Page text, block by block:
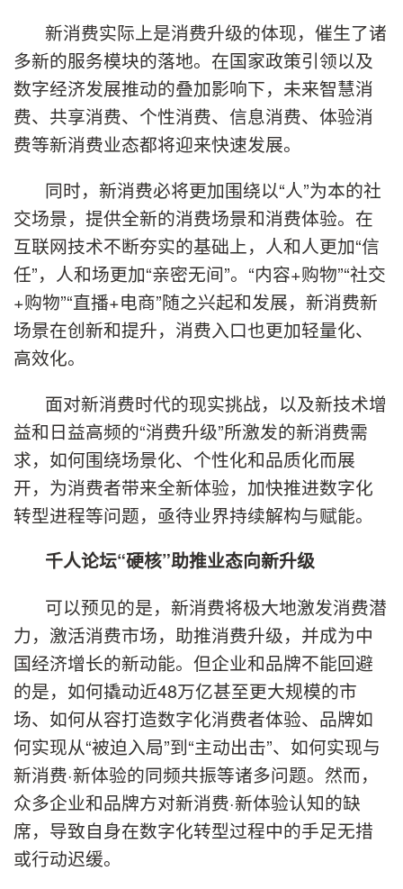
新消费实际上是消费升级的体现，催生了诸
多新的服务模块的落地。在国家政策引领以及
数字经济发展推动的叠加影响下，未来智慧消
费、共享消费、个性消费、信息消费、体验消
费等新消费业态都将迎来快速发展。
同时，新消费必将更加围绕以“人”为本的社
交场景，提供全新的消费场景和消费体验。在
互联网技术不断夯实的基础上，人和人更加“信
任”，人和场更加“亲密无间”。“内容+购物”“社交
+购物”“直播+电商”随之兴起和发展，新消费新
场景在创新和提升，消费入口也更加轻量化、
高效化。
面对新消费时代的现实挑战，以及新技术增
益和日益高频的“消费升级”所激发的新消费需
求，如何围绕场景化、个性化和品质化而展
开，为消费者带来全新体验，加快推进数字化
转型进程等问题，亟待业界持续解构与赋能。
千人论坛“硬核”助推业态向新升级
可以预见的是，新消费将极大地激发消费潜
力，激活消费市场，助推消费升级，并成为中
国经济增长的新动能。但企业和品牌不能回避
的是，如何撬动近48万亿甚至更大规模的市
场、如何从容打造数字化消费者体验、品牌如
何实现从“被迫入局”到“主动出击”、如何实现与
新消费·新体验的同频共振等诸多问题。然而，
众多企业和品牌方对新消费·新体验认知的缺
席，导致自身在数字化转型过程中的手足无措
或行动迟缓。